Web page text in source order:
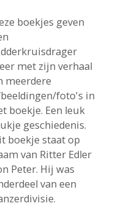
boekjes geven
met zijn verhaal
meerdere
foto's in
boekje. Een leuk
geschiedenis.
boekje staat op
van Ritter Edler
Peter. Hij was
van een